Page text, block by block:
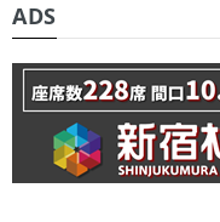
ADS